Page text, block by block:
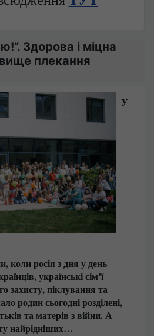
Здорова і міцна
плекання
У
коли росія з дня у день
українські сімʼї
захисту, піклування та
родин сьогодні розділені,
та матерів з війни. А
найрідніших…